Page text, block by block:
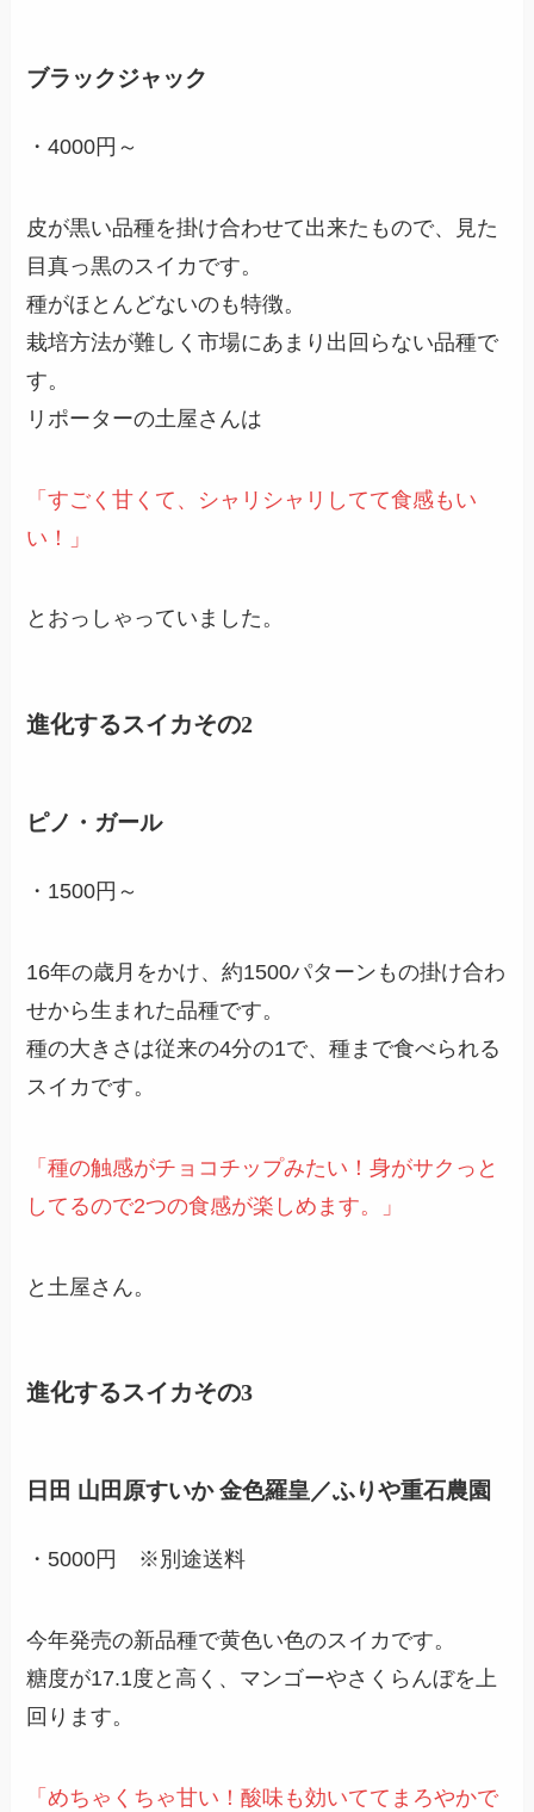
ブラックジャック
・4000円～
皮が黒い品種を掛け合わせて出来たもので、見た
目真っ黒のスイカです。
種がほとんどないのも特徴。
栽培方法が難しく市場にあまり出回らない品種で
す。
リポーターの土屋さんは
「すごく甘くて、シャリシャリしてて食感もい
い！」
とおっしゃっていました。
進化するスイカその2
ピノ・ガール
・1500円～
16年の歳月をかけ、約1500パターンもの掛け合わ
せから生まれた品種です。
種の大きさは従来の4分の1で、種まで食べられる
スイカです。
「種の触感がチョコチップみたい！身がサクっと
してるので2つの食感が楽しめます。」
と土屋さん。
進化するスイカその3
日田 山田原すいか 金色羅皇／ふりや重石農園
・5000円 ※別途送料
今年発売の新品種で黄色い色のスイカです。
糖度が17.1度と高く、マンゴーやさくらんぼを上
回ります。
「めちゃくちゃ甘い！酸味も効いててまろやかで